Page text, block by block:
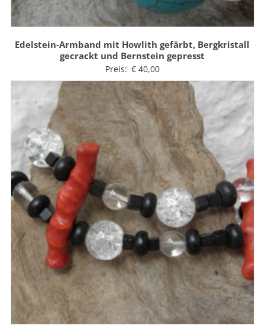
Edelstein-Armband mit Howlith gefärbt, Bergkristall
gecrackt und Bernstein gepresst
Preis: €40,00